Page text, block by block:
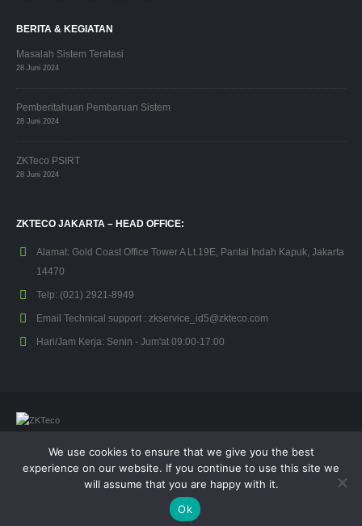
BERITA & KEGIATAN
Masalah Sistem Teratasi
28 Juni 2024
Pemberitahuan Pembaruan Sistem
28 Juni 2024
ZKTeco PSIRT
28 Juni 2024
ZKTECO JAKARTA – HEAD OFFICE:
Alamat: Gold Coast Office Tower A Lt.19E, Pantai Indah Kapuk, Jakarta
14470
Telp: (021) 2921-8949
Email Technical support : zkservice_id5@zkteco.com
Hari/Jam Kerja: Senin - Jum'at 09:00-17:00
© Copyright 2026. All Rights Reserved.
We use cookies to ensure that we give you the best
experience on our website. If you continue to use this site we
will assume that you are happy with it.
Ok